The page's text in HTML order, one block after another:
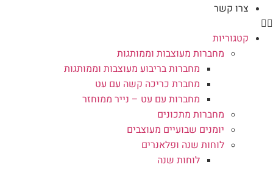
צרו קשר
קטגוריות
מחברות מעוצבות וממותגות
מחברות בריבוע מעוצבות וממותגות
מחברת כריכה קשה עם עט
מחברות עם עט – נייר ממוחזר
מחברות מתכונים
יומנים שבועיים מעוצבים
לוחות שנה ופלאנרים
לוחות שנה